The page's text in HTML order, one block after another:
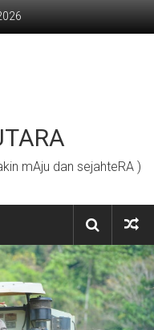
mAju dan sejahteRA )